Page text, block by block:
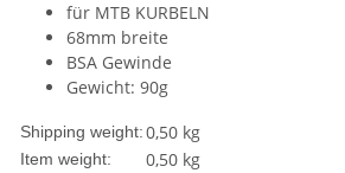
für MTB KURBELN
68mm breite
BSA Gewinde
Gewicht: 90g
Shipping weight:0,50 kg
Item weight: 0,50 kg